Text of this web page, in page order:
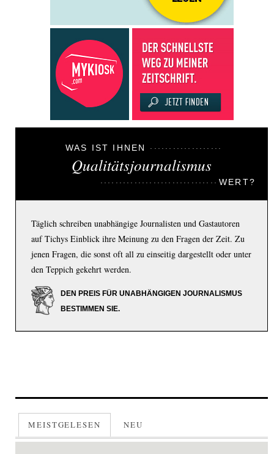
WAS IST IHNEN
Qualitätsjournalismus
WERT?
Täglich schreiben unabhängige Journalisten und Gastautoren
auf Tichys Einblick ihre Meinung zu den Fragen der Zeit. Zu
jenen Fragen, die sonst oft all zu einseitig dargestellt oder unter
den Teppich gekehrt werden.
DEN PREIS FÜR UNABHÄNGIGEN JOURNALISMUS
BESTIMMEN SIE.
MEISTGELESEN NEU